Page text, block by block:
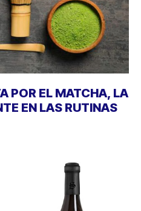
POR EL MATCHA, LA
EN LAS RUTINAS